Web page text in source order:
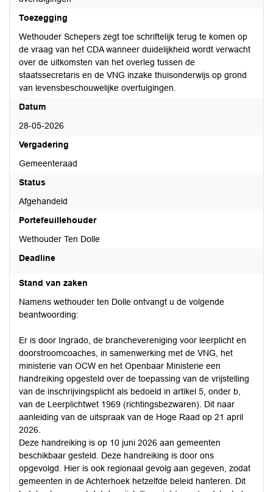
Toezegging
Wethouder Schepers zegt toe schriftelijk terug te komen op
de vraag van het CDA wanneer duidelijkheid wordt verwacht
over de uitkomsten van het overleg tussen de
staatssecretaris en de VNG inzake thuisonderwijs op grond
van levensbeschouwelijke overtuigingen.
Datum
28-05-2026
Vergadering
Gemeenteraad
Status
Afgehandeld
Portefeuillehouder
Wethouder Ten Dolle
Deadline
Stand van zaken
Namens wethouder ten Dolle ontvangt u de volgende
beantwoording:
Er is door Ingrado, de branchevereniging voor leerplicht en
doorstroomcoaches, in samenwerking met de VNG, het
ministerie van OCW en het Openbaar Ministerie een
handreiking opgesteld over de toepassing van de vrijstelling
van de inschrijvingsplicht als bedoeld in artikel 5, onder b,
van de Leerplichtwet 1969 (richtingsbezwaren). Dit naar
aanleiding van de uitspraak van de Hoge Raad op 21 april
2026.
Deze handreiking is op 10 juni 2026 aan gemeenten
beschikbaar gesteld. Deze handreiking is door ons
opgevolgd. Hier is ook regionaal gevolg aan gegeven, zodat
gemeenten in de Achterhoek hetzelfde beleid hanteren. Dit